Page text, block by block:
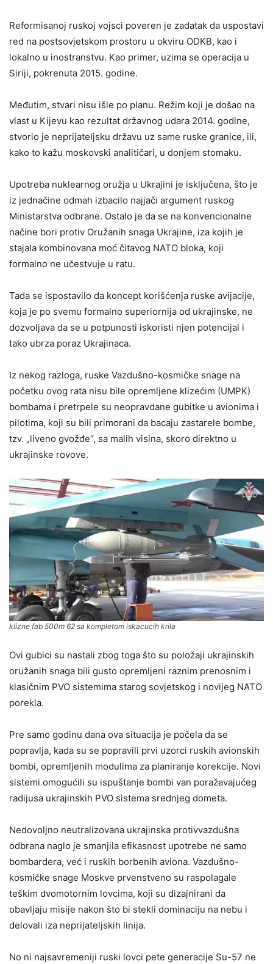
Reformisanoj ruskoj vojsci poveren je zadatak da uspostavi
red na postsovjetskom prostoru u okviru ODKB, kao i
lokalno u inostranstvu. Kao primer, uzima se operacija u
Siriji, pokrenuta 2015. godine.
Međutim, stvari nisu išle po planu. Režim koji je došao na
vlast u Kijevu kao rezultat državnog udara 2014. godine,
stvorio je neprijateljsku državu uz same ruske granice, ili,
kako to kažu moskovski analitičari, u donjem stomaku.
Upotreba nuklearnog oružja u Ukrajini je isključena, što je
iz jednačine odmah izbacilo najjači argument ruskog
Ministarstva odbrane. Ostalo je da se na konvencionalne
načine bori protiv Oružanih snaga Ukrajine, iza kojih je
stajala kombinovana moć čitavog NATO bloka, koji
formalno ne učestvuje u ratu.
Tada se ispostavilo da koncept korišćenja ruske avijacije,
koja je po svemu formalno superiornija od ukrajinske, ne
dozvoljava da se u potpunosti iskoristi njen potencijal i
tako ubrza poraz Ukrajinaca.
Iz nekog razloga, ruske Vazdušno-kosmičke snage na
početku ovog rata nisu bile opremljene klizećim (UMPK)
bombama i pretrpele su neopravdane gubitke u avionima i
pilotima, koji su bili primorani da bacaju zastarele bombe,
tzv. „liveno gvožđe“, sa malih visina, skoro direktno u
ukrajinske rovove.
klizne fab 500m 62 sa kompletom iskacucih krila
Ovi gubici su nastali zbog toga što su položaji ukrajinskih
oružanih snaga bili gusto opremljeni raznim prenosnim i
klasičnim PVO sistemima starog sovjetskog i novijeg NATO
porekla.
Pre samo godinu dana ova situacija je počela da se
popravlja, kada su se popravili prvi uzorci ruskih avionskih
bombi, opremljenih modulima za planiranje korekcije. Novi
sistemi omogućili su ispuštanje bombi van poražavajućeg
radijusa ukrajinskih PVO sistema srednjeg dometa.
Nedovoljno neutralizovana ukrajinska protivvazdušna
odbrana naglo je smanjila efikasnost upotrebe ne samo
bombardera, već i ruskih borbenih aviona. Vazdušno-
kosmičke snage Moskve prvenstveno su raspolagale
teškim dvomotornim lovcima, koji su dizajnirani da
obavljaju misije nakon što bi stekli dominaciju na nebu i
delovali iza neprijateljskih linija.
No ni najsavremeniji ruski lovci pete generacije Su-57 ne